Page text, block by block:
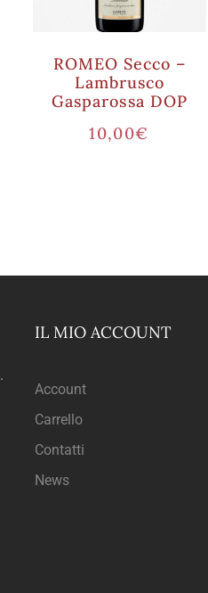
ROMEO Secco –
Lambrusco
Gasparossa DOP
10,00€
IL MIO ACCOUNT
Account
Carrello
Contatti
News